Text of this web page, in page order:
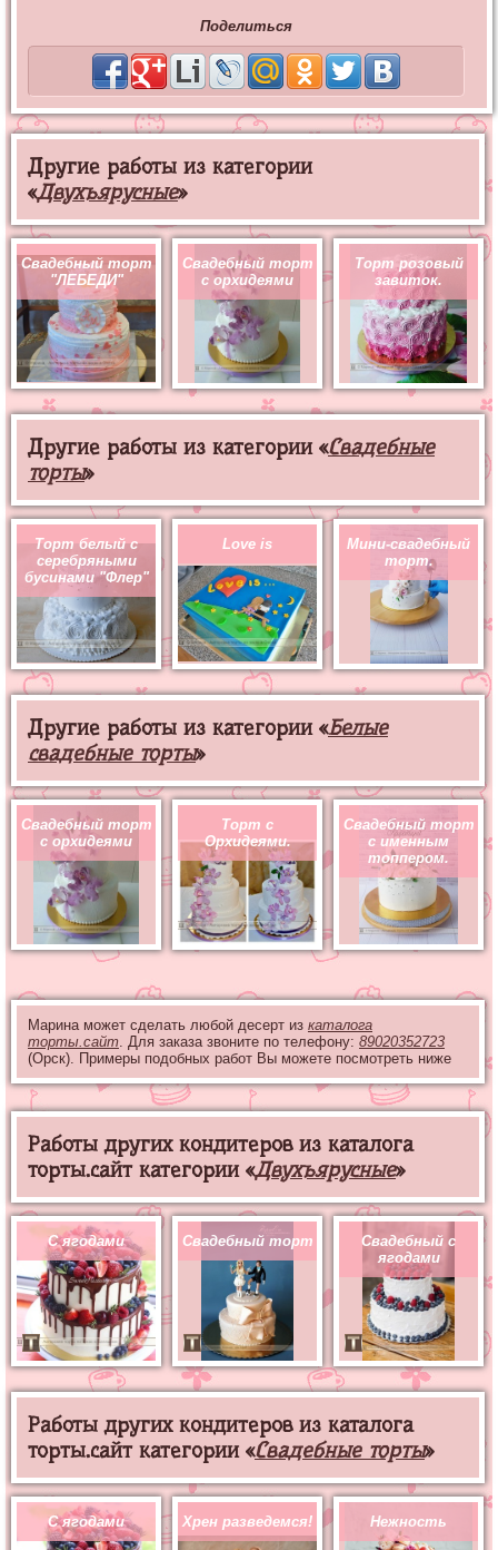
Поделиться
Другие работы из категории
«Двухъярусные»
Свадебный торт
"ЛЕБЕДИ"
Свадебный торт
с орхидеями
Торт розовый
завиток.
Другие работы из категории «Свадебные
торты»
Торт белый с
серебряными
бусинами "Флер"
Love is
Мини-свадебный
торт.
Другие работы из категории «Белые
свадебные торты»
Свадебный торт
с орхидеями
Торт с
Орхидеями.
Свадебный торт
с именным
топпером.
Марина может сделать любой десерт из каталога
торты.сайт . Для заказа звоните по телефону: 89020352723
(Орск). Примеры подобных работ Вы можете посмотреть ниже
Работы других кондитеров из каталога
торты.сайт категории «Двухъярусные»
С ягодами Свадебный торт
Свадебный с
ягодами
Работы других кондитеров из каталога
торты.сайт категории «Свадебные торты»
С ягодами Хрен разведемся! Нежность